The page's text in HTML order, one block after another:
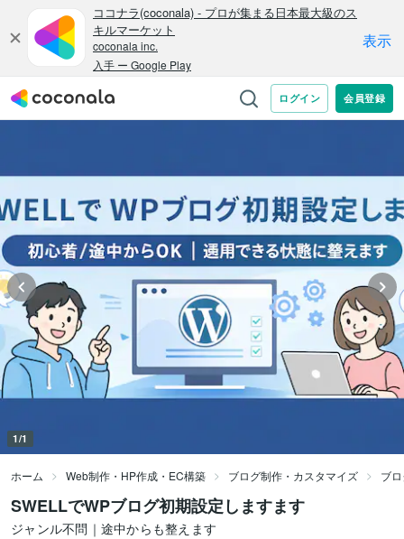
1/1
ホーム Web制作・HP作成・EC構築 ブログ制作・カスタマイズ ブ
SWELLでWPブログ初期設定しますます
ジャンル不問｜途中からも整えます